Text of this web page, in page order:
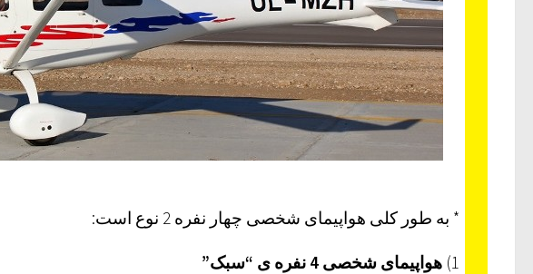
* به طور کلی هواپیمای شخصی چهار نفره 2 نوع است:
1) هواپیمای شخصی 4 نفره ی “سبک”